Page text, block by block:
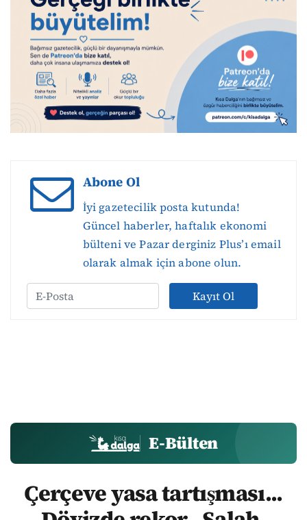
Abone Ol
İyi gazetecilik posta kutunda!
Güncel haberler, haftalık ekonomi
bülteni ve Pazar derginiz Plus’ı email
olarak almak için abone olun.
Kayıt Ol
E-Bülten
Çerçeve yasa tartışması...